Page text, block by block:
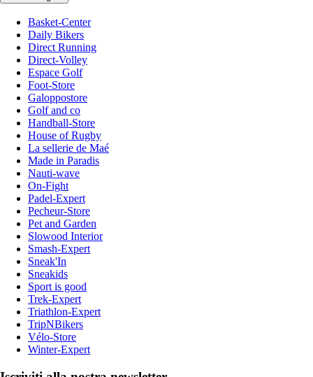
Basket-Center
Daily Bikers
Direct Running
Direct-Volley
Espace Golf
Foot-Store
Galoppostore
Golf and co
Handball-Store
House of Rugby
La sellerie de Maé
Made in Paradis
Nauti-wave
On-Fight
Padel-Expert
Pecheur-Store
Pet and Garden
Slowood Interior
Smash-Expert
Sneak'In
Sneakids
Sport is good
Trek-Expert
Triathlon-Expert
TripNBikers
Vélo-Store
Winter-Expert